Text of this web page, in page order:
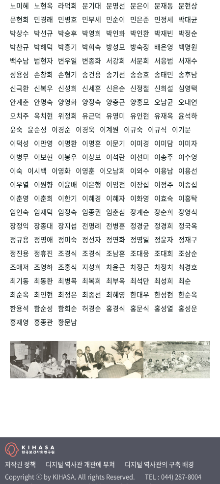
노미혜 노현옥 라덕희 문기대 문명선 문은이 문재동 문현상
문현희
민경래 민병호 민부세 민순이 민은준 민정세 박대균
박상수 박선규 박승후 박영희 박인화 박인환 박재빈
박정순
박찬규 박해덕 박흥기 박희숙 방성모 방숙정 배은영
백명원
백수남 범현자 변우일 변종화 서강희 서문희 서응범
서재수
성용심 손창희 손형기 송건용 송기선 송승호 송태민 송후남
신극환 신복우 신성희 신세훈 신은순 신정철 신희설
심영택
안계춘 안명숙 양영화 양정숙 양충근 양홍모 오남균 오대연
오치주 옥치현 위정희 유근덕 유영미 유인현 유재옥 윤석하
윤숙 윤순성 이경순 이경욱 이계원 이규숙 이규식
이기문
이덕성
이만영 이명환 이명훈 이문기 이미경 이미담 이미자
이병무 이보현 이봉우 이상보 이석란 이선미 이송주 이수영
이숙 이시백 이영화 이영훈 이오남희 이외수 이용남 이용선
이우열
이원향 이윤배 이은행 이임전 이장섭 이정주 이종섭
이춘영
이춘희 이한기 이혜경 이혜자 이화영 이효숙 이흥탁
임인숙 임재덕 임정숙 임종권 임춘심 장계순 장순희 장영식
장정익 장종대 장지섭 전명례 전병훈 정경균 정경희
정국옥
정규용 정명애 정미숙 정선자 정연화 정영일 정윤자 정재구
정진용 정휴진 조경식 조경식 조남훈 조대웅 조대희 조삼순
조애저 조영하 조홍식 지성희 차윤근 차정근 차정치 최경호
최기동 최동환 최병목 최복희 최부옥 최석만 최성희 최순
최순옥 최인현 최정은 최종선 최혜영 한대우 한성현 한순옥
한용석 함순성 함희순 허경순 홍경식 홍문식 홍성열 홍성운
홍재영 홍종관 황문남
저작권 정책 디지털 역사관 개관에 부쳐
디지털 역사관의 구축 배경
Copyright ⓒ by KIHASA. All rights Reserved.
TEL : 044) 287-8004